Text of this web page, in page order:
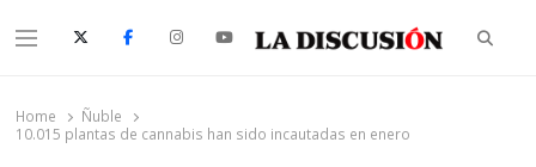
Menu
Home
Ñuble
10.015 plantas de cannabis han sido incautadas en enero